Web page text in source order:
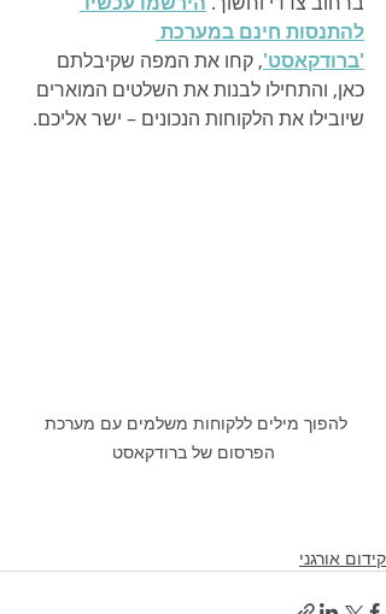
להתנסות חינם במערכת
'ברודקאסט', קחו את המפה שקיבלתם
כאן, והתחילו לבנות את השלטים המוארים
שיובילו את הלקוחות הנכונים – ישר אליכם.
להפוך מילים ללקוחות משלמים עם מערכת
הפרסום של ברודקאסט
קידום אורגני